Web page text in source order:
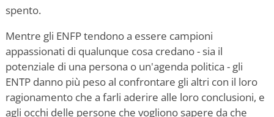
spento.
Mentre gli ENFP tendono a essere campioni
appassionati di qualunque cosa credano - sia il
potenziale di una persona o un'agenda politica - gli
ENTP danno più peso al confrontare gli altri con il loro
ragionamento che a farli aderire alle loro conclusioni, e
agli occhi delle persone che vogliono sapere da che